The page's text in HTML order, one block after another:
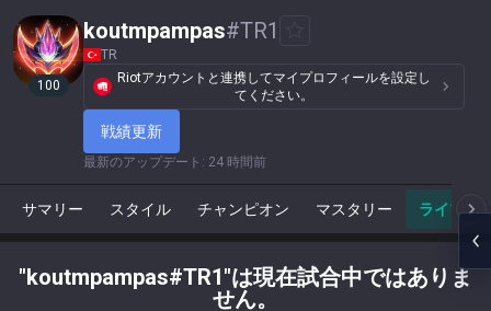
100
koutmpampas#TR1
TR
Riotアカウントと連携してマイプロフィールを設定し
てください。
戦績更新
最新のアップデート : 24 時間前
サマリー スタイル チャンピオン マスタリー ライブゲ
"koutmpampas#TR1"は現在試合中ではありま
せん。